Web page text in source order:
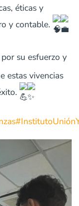
éticas y
y contable.
su esfuerzo y
estas vivencias